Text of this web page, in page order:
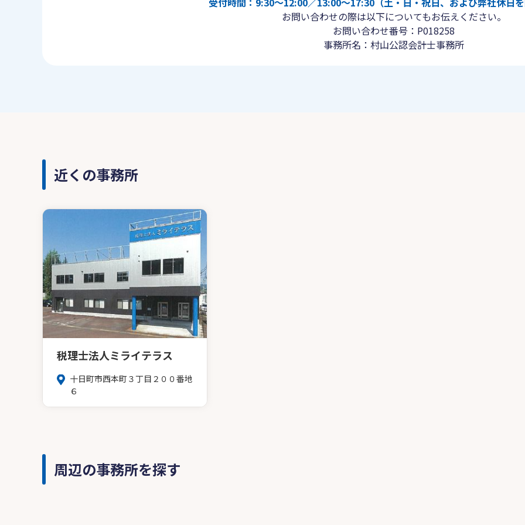
お問い合わせの際は以下についてもお伝えください。
お問い合わせ番号：P018258
事務所名：村山公認会計士事務所
近くの事務所
税理士法人ミライテラス
十日町市西本町３丁目２００番地
６
周辺の事務所を探す